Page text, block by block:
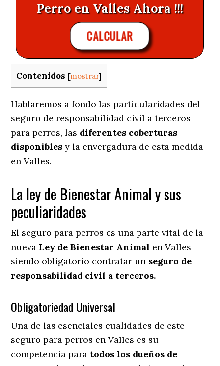
Perro en Valles Ahora !!!
CALCULAR
Contenidos [mostrar]
Hablaremos a fondo las particularidades del
seguro de responsabilidad civil a terceros
para perros, las diferentes coberturas
disponibles y la envergadura de esta medida
en Valles.
La ley de Bienestar Animal y sus
peculiaridades
El seguro para perros es una parte vital de la
nueva Ley de Bienestar Animal en Valles
siendo obligatorio contratar un seguro de
responsabilidad civil a terceros.
Obligatoriedad Universal
Una de las esenciales cualidades de este
seguro para perros en Valles es su
competencia para todos los dueños de